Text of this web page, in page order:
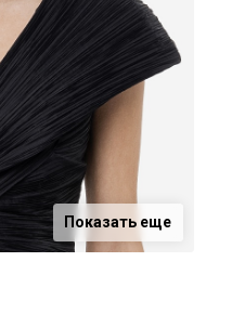
Показать еще